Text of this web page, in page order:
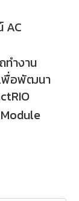
AC
ทำงาน
พื่อพัฒนา